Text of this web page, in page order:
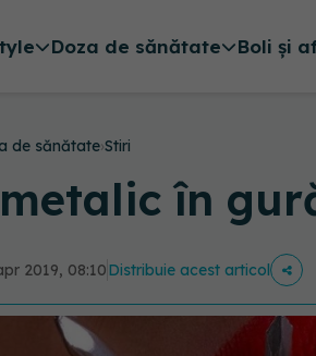
Doza de sănătate Boli și
de sănătate›Stiri
în
2019, 08:10Distribuie acest articol